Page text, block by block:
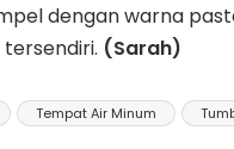
dengan warna
(Sarah)
Tempat Air Minum